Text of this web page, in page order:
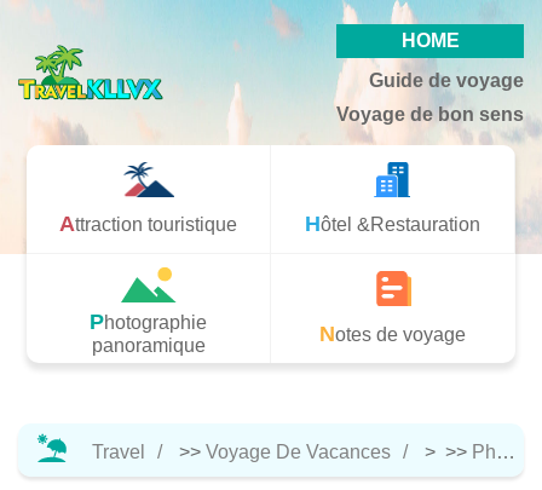
HOME
Guide de voyage
Voyage de bon sens
Attraction touristique Hôtel &Restauration
Photographie
panoramique
Notes de voyage
Travel >> Voyage De Vacances > >> Photographie Panoramique